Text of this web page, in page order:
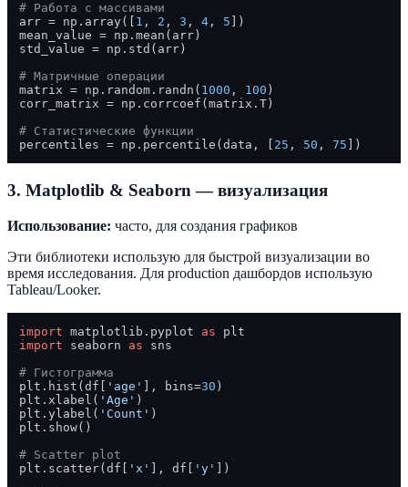
# Работа с массивами
arr = np.array([ 1 , 2 , 3 , 4 , 5 ])
mean_value = np.mean(arr)
std_value = np.std(arr)
# Матричные операции
matrix = np.random.randn( 1000 , 100 )
corr_matrix = np.corrcoef(matrix.T)
# Статистические функции
percentiles = np.percentile(data, [ 25 , 50 , 75
3. Matplotlib & Seaborn — визуализация
Использование: часто, для создания графиков
Эти библиотеки использую для быстрой визуализации во
время исследования. Для production дашбордов использую
Tableau/Looker.
import matplotlib.pyplot as
import seaborn as sns
# Гистограмма
plt.hist(df[ 'age' ], bins=30 )
plt.xlabel( 'Age' )
plt.ylabel( 'Count' )
plt.show()
# Scatter plot
plt.scatter(df[ 'x' ], df[ 'y' ])